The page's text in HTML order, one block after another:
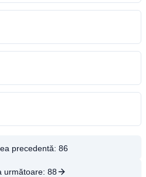
precedentă: 86
următoare: 88